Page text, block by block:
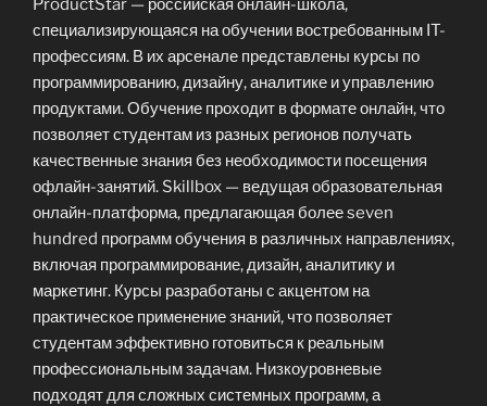
ProductStar — российская онлайн-школа,
специализирующаяся на обучении востребованным IT-
профессиям. В их арсенале представлены курсы по
программированию, дизайну, аналитике и управлению
продуктами. Обучение проходит в формате онлайн, что
позволяет студентам из разных регионов получать
качественные знания без необходимости посещения
офлайн-занятий. Skillbox — ведущая образовательная
онлайн-платформа, предлагающая более seven
hundred программ обучения в различных направлениях,
включая программирование, дизайн, аналитику и
маркетинг. Курсы разработаны с акцентом на
практическое применение знаний, что позволяет
студентам эффективно готовиться к реальным
профессиональным задачам. Низкоуровневые
подходят для сложных системных программ, а